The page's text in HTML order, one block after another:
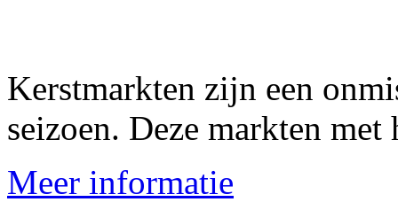
Kerstmarkten zijn een
seizoen. Deze markten
Meer informatie